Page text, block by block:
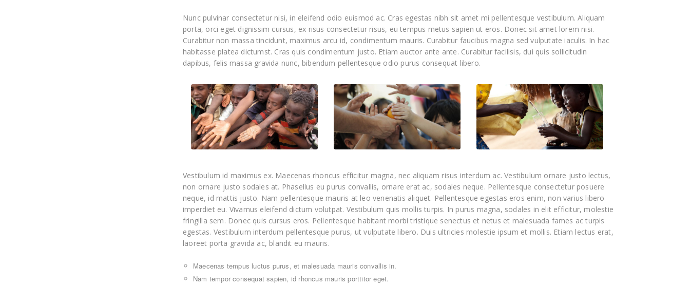
Nunc pulvinar consectetur nisi, in eleifend odio euismod ac. Cras egestas nibh sit amet mi pellentesque vestibulum. Aliquam
porta, orci eget dignissim cursus, ex risus consectetur risus, eu tempus metus sapien ut eros. Donec sit amet lorem nisi.
Curabitur non massa tincidunt, maximus arcu id, condimentum mauris. Curabitur faucibus magna sed vulputate iaculis. In hac
habitasse platea dictumst. Cras quis condimentum justo. Etiam auctor ante ante. Curabitur facilisis, dui quis sollicitudin
dapibus, felis massa gravida nunc, bibendum pellentesque odio purus consequat libero.
Vestibulum id maximus ex. Maecenas rhoncus efficitur magna, nec aliquam risus interdum ac. Vestibulum ornare justo lectus,
non ornare justo sodales at. Phasellus eu purus convallis, ornare erat ac, sodales neque. Pellentesque consectetur posuere
neque, id mattis justo. Nam pellentesque mauris at leo venenatis aliquet. Pellentesque egestas eros enim, non varius libero
imperdiet eu. Vivamus eleifend dictum volutpat. Vestibulum quis mollis turpis. In purus magna, sodales in elit efficitur, molestie
fringilla sem. Donec quis cursus eros. Pellentesque habitant morbi tristique senectus et netus et malesuada fames ac turpis
egestas. Vestibulum interdum pellentesque purus, ut vulputate libero. Duis ultricies molestie ipsum et mollis. Etiam lectus erat,
laoreet porta gravida ac, blandit eu mauris.
Maecenas tempus luctus purus, et malesuada mauris convallis in.
Nam tempor consequat sapien, id rhoncus mauris porttitor eget.